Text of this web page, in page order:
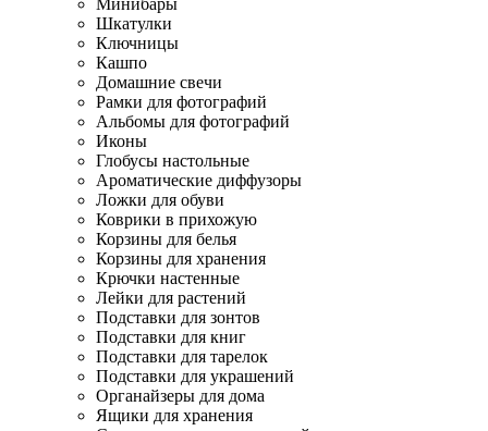
Минибары
Шкатулки
Ключницы
Кашпо
Домашние свечи
Рамки для фотографий
Альбомы для фотографий
Иконы
Глобусы настольные
Ароматические диффузоры
Ложки для обуви
Коврики в прихожую
Корзины для белья
Корзины для хранения
Крючки настенные
Лейки для растений
Подставки для зонтов
Подставки для книг
Подставки для тарелок
Подставки для украшений
Органайзеры для дома
Ящики для хранения